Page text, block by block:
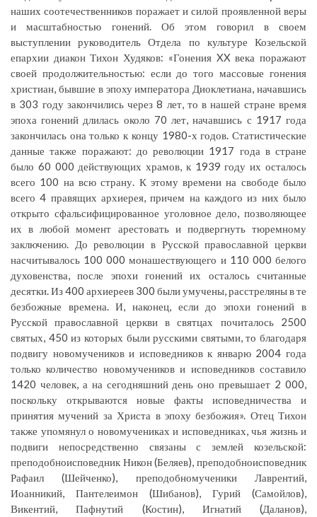
наших соотечественников поражает и силой проявленной веры
и масштабностью гонений. Об этом говорил в своем
выступлении руководитель Отдела по культуре Козельской
епархии диакон Тихон Худяков: «Гонения XX века поражают
своей продолжительностью: если до того массовые гонения
христиан, бывшие в эпоху императора Диоклетиана, начавшись
в 303 году закончились через 8 лет, то в нашей стране время
эпоха гонений длилась около 70 лет, начавшись с 1917 года
закончилась она только к концу 1980-х годов. Статистические
данные также поражают: до революции 1917 года в стране
было 60 000 действующих храмов, к 1939 году их осталось
всего 100 на всю страну. К этому времени на свободе было
всего 4 правящих архиерея, причем на каждого из них было
открыто сфальсифицированное уголовное дело, позволяющее
их в любой момент арестовать и подвергнуть тюремному
заключению. До революции в Русской православной церкви
насчитывалось 100 000 монашествующего и 110 000 белого
духовенства, после эпохи гонений их осталось считанные
десятки. Из 400 архиереев 300 были умучены, расстреляны в те
безбожные времена. И, наконец, если до эпохи гонений в
Русской православной церкви в святцах почиталось 2500
святых, 450 из которых были русскими святыми, то благодаря
подвигу новомучеников и исповедников к январю 2004 года
только количество новомучеников и исповедников составило
1420 человек, а на сегодняшний день оно превышает 2 000,
поскольку открываются новые факты исповедничества и
принятия мучений за Христа в эпоху безбожия». Отец Тихон
также упомянул о новомучениках и исповедниках, чья жизнь и
подвиги непосредственно связаны с землей козельской:
преподобноисповедник Никон (Беляев), преподобноисповедник
Рафаил (Шейченко), преподобномученики Лаврентий,
Иоанникий, Пантелеимон (Шибанов), Гурий (Самойлов),
Викентий, Пафнутий (Костин), Игнатий (Даланов),